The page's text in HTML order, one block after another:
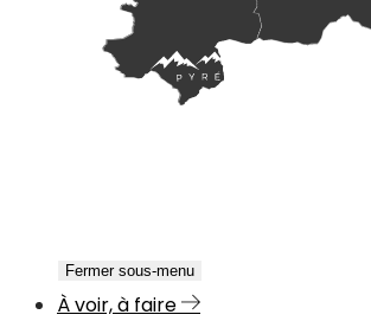
Fermer sous-menu
À voir, à faire